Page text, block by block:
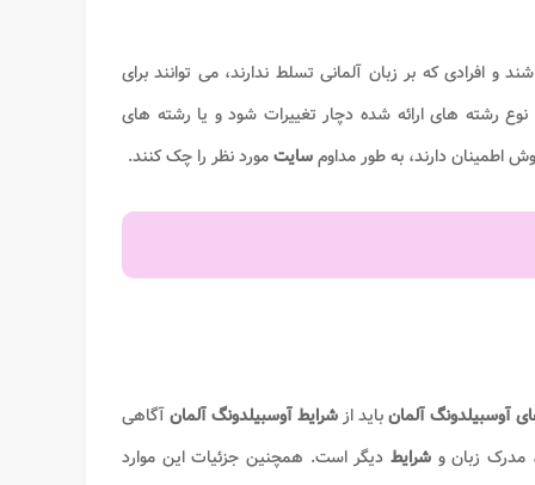
و افرادی که بر زبان آلمانی تسلط ندارند، می توانند برای
رشته های ارائه شده دچار تغییرات شود و یا رشته های
اطمینان دارند، به طور مداومسایتمورد نظر را چک کنند.
آوسبیلدونگ آلمانباید ازشرایط آوسبیلدونگ آلمانآگاهی
زبان و شرایط دیگر است. همچنین جزئیات این موارد